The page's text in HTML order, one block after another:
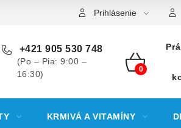
Prihlásenie
+421 905 530 748
(Po – Pia: 9:00 –
16:30)
KRMIVÁ A VITAMÍNY